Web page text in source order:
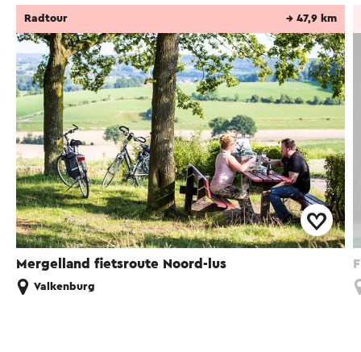
Mergelland fietsroute Noord-lus
Radtour → 47,9 km
Valkenburg